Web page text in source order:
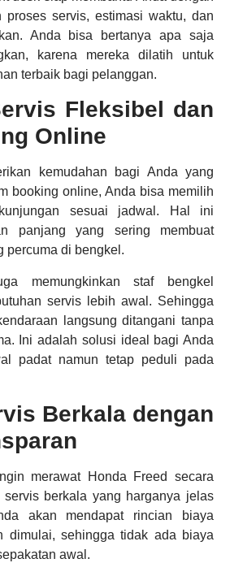
proses servis, estimasi waktu, dan
Anda bisa bertanya apa saja
karena mereka dilatih untuk
terbaik bagi pelanggan.
Fleksibel dan
Online
kemudahan bagi Anda yang
booking online, Anda bisa memilih
sesuai jadwal. Hal ini
panjang yang sering membuat
percuma di bengkel.
memungkinkan staf bengkel
servis lebih awal. Sehingga
langsung ditangani tanpa
Ini adalah solusi ideal bagi Anda
padat namun tetap peduli pada
Berkala dengan
merawat Honda Freed secara
servis berkala yang harganya jelas
akan mendapat rincian biaya
dimulai, sehingga tidak ada biaya
awal.